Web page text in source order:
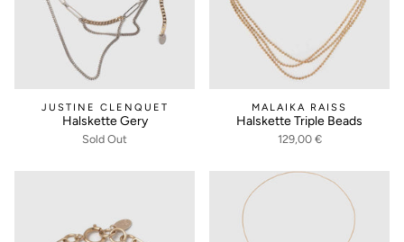
JUSTINE CLENQUET
Halskette Gery
Sold Out
MALAIKA RAISS
Halskette Triple Beads
129,00 €